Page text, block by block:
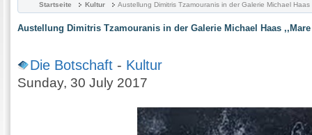
Startseite Kultur Austellung Dimitris Tzamouranis in der Galerie Michael
Austellung Dimitris Tzamouranis in der Galerie Michael Haas
Die Botschaft - Kultur
Sunday, 30 July 2017